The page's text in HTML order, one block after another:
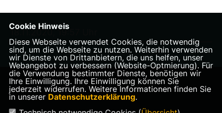
18.11.2020, 19:57 Uhr
Homepage des CDU Stadtverbandes Bad Sachsa
Cookie Hinweis
Diese Webseite verwendet Cookies, die notwendig
sind, um die Webseite zu nutzen. Weiterhin verwenden
wir Dienste von Drittanbietern, die uns helfen, unser
Webangebot zu verbessern (Website-Optmierung). Für
die Verwendung bestimmter Dienste, benötigen wir
Ihre Einwilligung. Ihre Einwilligung können Sie
jederzeit widerrufen. Weitere Informationen finden Sie
in unserer Datenschutzerklärung.